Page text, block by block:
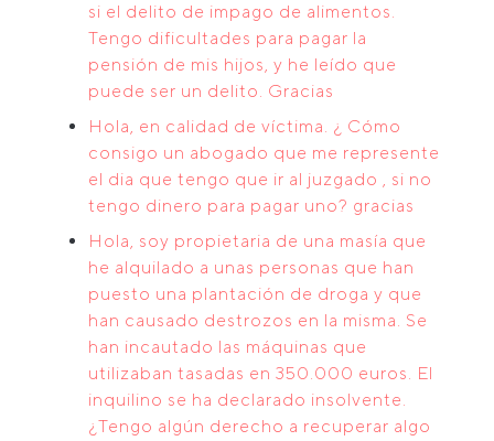
si el delito de impago de alimentos.
Tengo dificultades para pagar la
pensión de mis hijos, y he leído que
puede ser un delito. Gracias
Hola, en calidad de víctima. ¿ Cómo
consigo un abogado que me represente
el dia que tengo que ir al juzgado , si no
tengo dinero para pagar uno? gracias
Hola, soy propietaria de una masía que
he alquilado a unas personas que han
puesto una plantación de droga y que
han causado destrozos en la misma. Se
han incautado las máquinas que
utilizaban tasadas en 350.000 euros. El
inquilino se ha declarado insolvente.
¿Tengo algún derecho a recuperar algo